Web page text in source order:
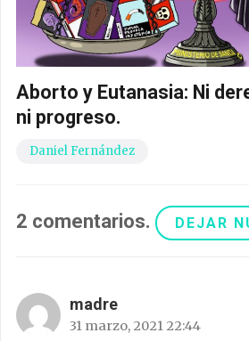
Aborto y Eutanasia: Ni
ni progreso.
Daniel Fernández
2 comentarios. DEJAR
madre
31 marzo, 2021 22:44